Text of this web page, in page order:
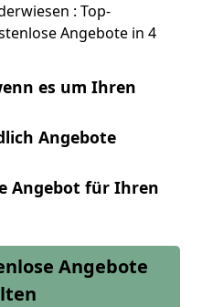
: Top-
Angebote in 4
es um Ihren
Angebote
Angebot für Ihren
Angebote